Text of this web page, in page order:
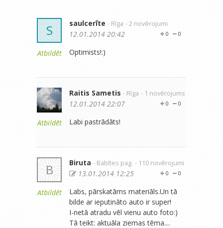
S
Atbildēt
saulcerīte - Rīga - 2 novērojumi
0
0
12.01.2014 20:42
Optimists!:)
Atbildēt
Raitis Sametis - Rīga - 1 novērojums
0
0
12.01.2014 22:07
Labi pastrādāts!
B
Atbildēt
Biruta - Babītes pag. - 110 novērojumi
0
0
13.01.2014 12:25
Labs, pārskatāms materiāls.Un tā
bilde ar ieputināto auto ir super!
I-netā atradu vēl vienu auto foto:)
Tā teikt: aktuāla ziemas tēma....